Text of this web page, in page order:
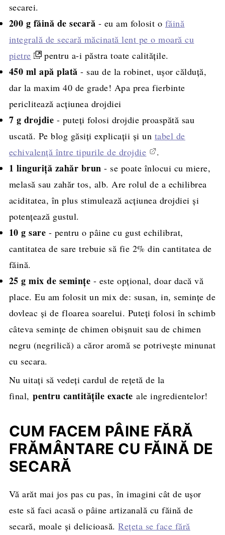
secarei.
200 g făină de secară - eu am folosit o făină
integrală de secară măcinată lent pe o moară cu
pietre
pentru a-i păstra toate calitățile.
450 ml apă plată - sau de la robinet, ușor călduță,
dar la maxim 40 de grade! Apa prea fierbinte
periclitează acțiunea drojdiei
7 g drojdie - puteți folosi drojdie proaspătă sau
uscată. Pe blog găsiți explicații și un tabel de
echivalență între tipurile de drojdie
.
1 linguriță zahăr brun - se poate înlocui cu miere,
melasă sau zahăr tos, alb. Are rolul de a echilibrea
aciditatea, în plus stimulează acțiunea drojdiei și
potențează gustul.
10 g sare - pentru o pâine cu gust echilibrat,
cantitatea de sare trebuie să fie 2% din cantitatea de
făină.
25 g mix de semințe - este opțional, doar dacă vă
place. Eu am folosit un mix de: susan, in, semințe de
dovleac și de floarea soarelui. Puteți folosi în schimb
câteva semințe de chimen obișnuit sau de chimen
negru (negrilică) a căror aromă se potrivește minunat
cu secara.
Nu uitați să vedeți cardul de rețetă de la
final,pentru cantitățile exacte ale ingredientelor!
CUM FACEM PÂINE FĂRĂ
FRĂMÂNTARE CU FĂINĂ DE
SECARĂ
Vă arăt mai jos pas cu pas, în imagini cât de ușor
este să faci acasă o pâine artizanală cu făină de
secară, moale și delicioasă.Rețeta se face fără